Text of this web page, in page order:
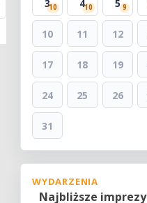
310 410 5 9
10 11 12
17 18 19
24 25 26
31
WYDARZENIA
Najbliższe imprezy